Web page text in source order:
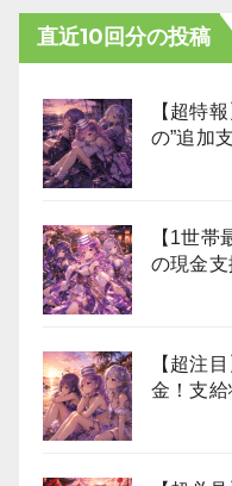
直近10回分の投稿
【超特
の”追加
【1世
の現金支
【超注
金！支給